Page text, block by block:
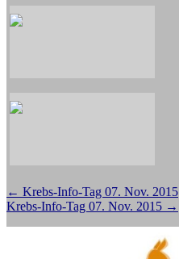
Beitragsnavigation
← Krebs-Info-Tag 07. Nov. 2015
Krebs-Info-Tag 07. Nov. 2015 →